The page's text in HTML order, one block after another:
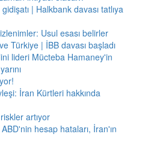
| Halkbank davası tatlıya
Usul esası belirler
Türkiye | İBB davası başladı
lideri Mücteba Hamaney'in
İran Kürtleri hakkında
artıyor
hesap hataları, İran'ın